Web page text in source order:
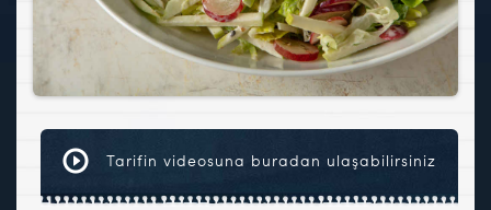
Tarifin videosuna buradan ulaşabilirsiniz